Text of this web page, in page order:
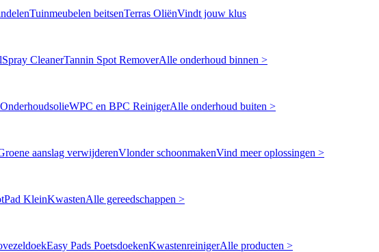
Tuinmeubelen beitsenTerras OliënVindt jouw klus
Spray CleanerTannin Spot RemoverAlle onderhoud binnen >
WPC en BPC ReinigerAlle onderhoud buiten >
aanslag verwijderenVlonder schoonmakenVind meer oplossingen >
Pad KleinKwastenAlle gereedschappen >
Easy Pads PoetsdoekenKwastenreinigerAlle producten >